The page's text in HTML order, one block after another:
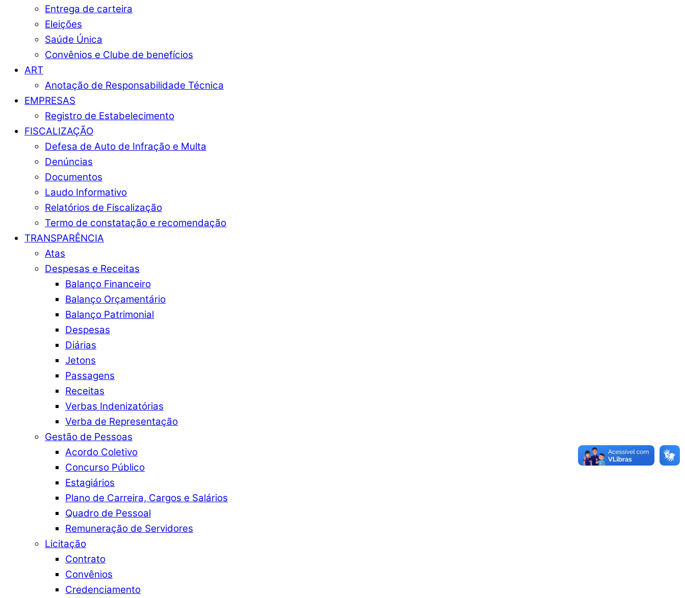
Entrega de carteira
Eleições
Saúde Única
Convênios e Clube de benefícios
ART
Anotação de Responsabilidade Técnica
EMPRESAS
Registro de Estabelecimento
FISCALIZAÇÃO
Defesa de Auto de Infração e Multa
Denúncias
Documentos
Laudo Informativo
Relatórios de Fiscalização
Termo de constatação e recomendação
TRANSPARÊNCIA
Atas
Despesas e Receitas
Balanço Financeiro
Balanço Orçamentário
Balanço Patrimonial
Despesas
Diárias
Jetons
Passagens
Receitas
Verbas Indenizatórias
Verba de Representação
Gestão de Pessoas
Acordo Coletivo
Concurso Público
Estagiários
Plano de Carreira, Cargos e Salários
Quadro de Pessoal
Remuneração de Servidores
Licitação
Contrato
Convênios
Credenciamento